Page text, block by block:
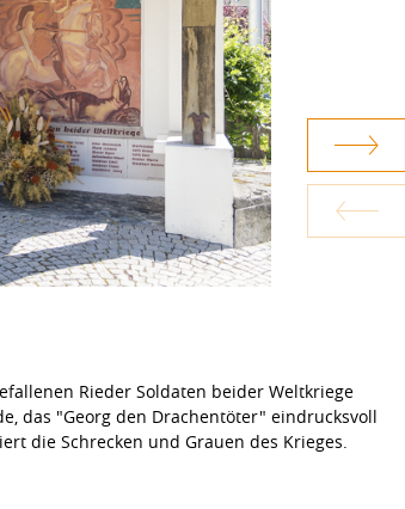
Rieder Soldaten beider Weltkriege
das "Georg den Drachentöter" eindrucksvoll
die Schrecken und Grauen des Krieges.